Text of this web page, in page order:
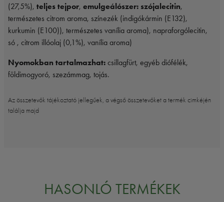
(27,5%), teljes tejpor, emulgeálószer: szójalecitin,
természetes citrom aroma, színezék (indigókármin (E132),
kurkumin (E100)), természetes vanília aroma), napraforgólecitin,
só , citrom illóolaj (0,1%), vanília aroma)
Nyomokban tartalmazhat: csillagfürt, egyéb diófélék,
földimogyoró, szezámmag, tojás.
Az összetevők tájékoztató jellegűek, a végső összetevőket a termék cimkéjén
találja majd
HASONLÓ TERMÉKEK